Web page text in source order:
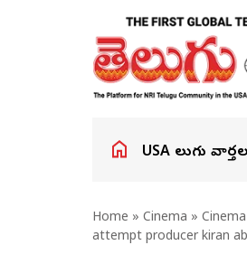
USA తెలుగు
Home » Cinema »
attempt producer kiran